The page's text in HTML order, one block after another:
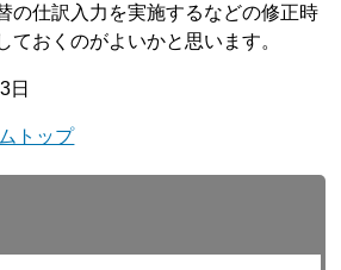
の仕訳入力を実施するなどの修正時
ておくのがよいかと思います。
日
トップ